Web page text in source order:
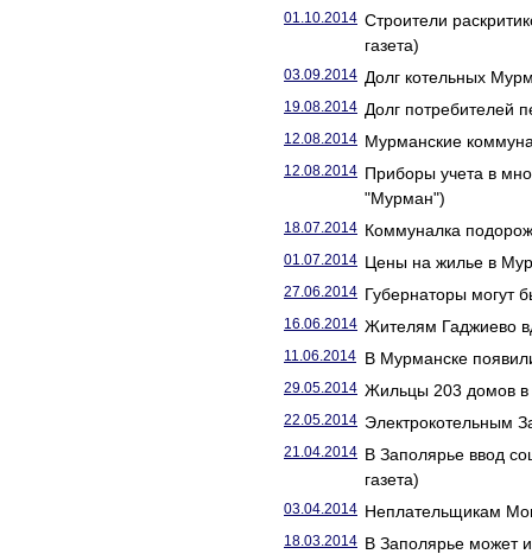
01.10.2014 Строители
газета)
03.09.2014 Долг котельных
19.08.2014 Долг потребителей
12.08.2014 Мурманские
12.08.2014 Приборы учета в
"Мурман")
18.07.2014 Коммуналка
01.07.2014 Цены на жилье в
27.06.2014 Губернаторы могут
16.06.2014 Жителям Гаджиево
11.06.2014 В Мурманске
29.05.2014 Жильцы 203 домов в
22.05.2014 Электрокотельным
21.04.2014 В Заполярье ввод
газета)
03.04.2014 Неплательщикам
18.03.2014 В Заполярье может